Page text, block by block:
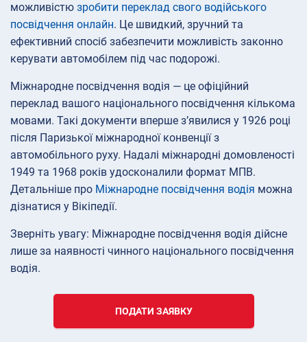
можливістю зробити переклад свого водійського
посвідчення онлайн. Це швидкий, зручний та
ефективний спосіб забезпечити можливість законно
керувати автомобілем під час подорожі.
Міжнародне посвідчення водія — це офіційний
переклад вашого національного посвідчення кількома
мовами. Такі документи вперше з’явилися у 1926 році
після Паризької міжнародної конвенції з
автомобільного руху. Надалі міжнародні домовленості
1949 та 1968 років удосконалили формат МПВ.
Детальніше про Міжнародне посвідчення водія можна
дізнатися у Вікіпедії.
Зверніть увагу: Міжнародне посвідчення водія дійсне
лише за наявності чинного національного посвідчення
водія.
ПОДАТИ ЗАЯВКУ